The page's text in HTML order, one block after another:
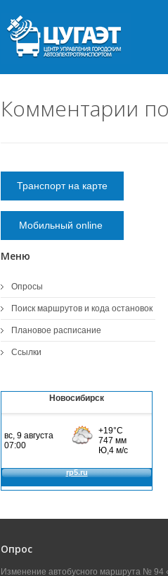
Комментарии
Транспорт на карте
Мобильный online
Меню
Опросы
Поиск маршрутов и кода остановок
Плановое расписание
Ссылки
Новосибирск
Опрос
Изменение автобусного маршрута № 94